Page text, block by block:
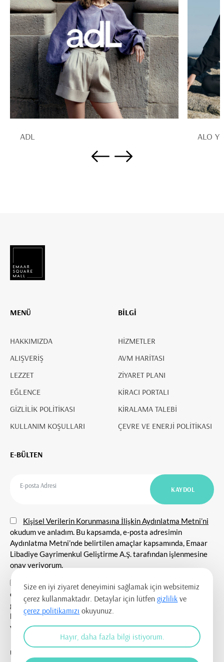
ADL ALO
MENÜ
HAKKIMIZDA
ALIŞVERİŞ
LEZZET
EĞLENCE
GİZLİLİK POLİTİKASI
KULLANIM KOŞULLARI
BİLGİ
HİZMETLER
AVM HARİTASI
ZİYARET PLANI
KİRACI PORTALI
KİRALAMA TALEBİ
ÇEVRE VE ENERJİ POLİTİKASI
E-BÜLTEN
Kişisel Verilerin Korunmasına İlişkin Aydınlatma Metni’ni
okudum ve anladım. Bu kapsamda, e-posta adresimin
Aydınlatma Metni’nde belirtilen amaçlar kapsamında, Emaar
Libadiye Gayrimenkul Geliştirme A.Ş. tarafından işlenmesine
onay veriyorum.
E-posta adresim aracılığıyla tarafıma her nevi tanıtım
etkinlikleri ile ilgili duyuru ve bilgilendirmelerin
gönderilmesine, tanıtım ve pazarlama amacı ile iletişim
kurulmasına ve ticari elektronik ileti gönderilmesine onay
veriyorum.
UYGULAMAYI İNDİR
Size en iyi ziyaret deneyimini sağlamak için websitemiz
çerez kullanmaktadır. Detaylar için lütfengizlilik ve
çerez politikamızı okuyunuz.
Hayır, daha fazla bilgi istiyorum.